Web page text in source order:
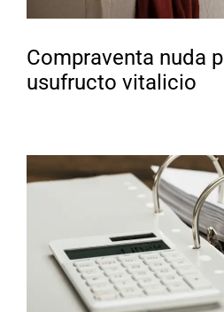
Compraventa nuda
usufructo vitalicio